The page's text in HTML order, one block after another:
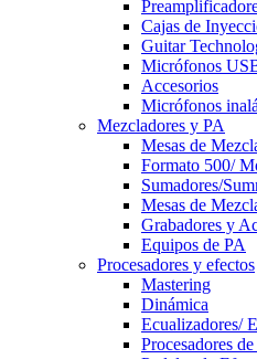
Cajas de
Guitar
Micrófonos
Accesorios
Micrófonos
Mezcladores y PA
Mesas de
Formato 500/
Sumadores/
Mesas de
Grabadores y
Equipos de PA
Procesadores y efectos
Mastering
Dinámica
Ecualizadores/
Procesadores